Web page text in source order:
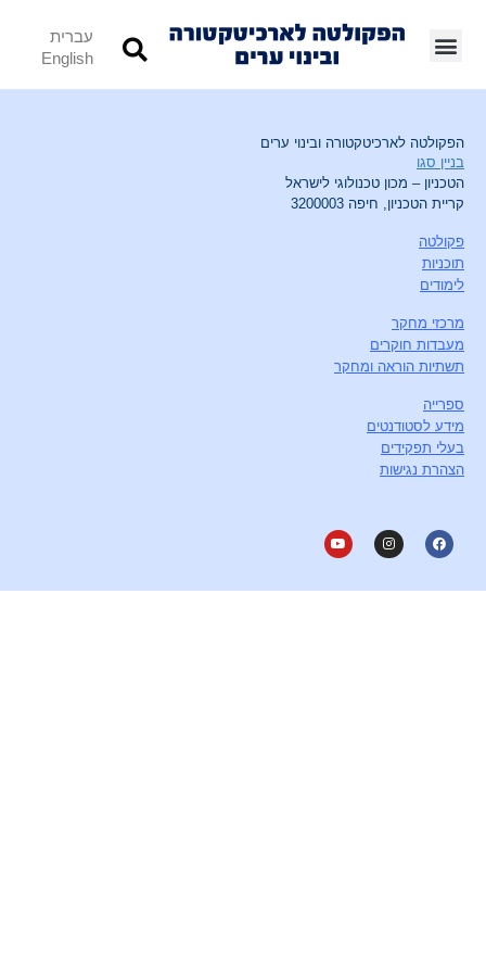
עברית
English
הפקולטה לארכיטקטורה ובינוי ערים
בניין סגו
הטכניון – מכון טכנולוגי לישראל
קריית הטכניון, חיפה 3200003
פקולטה
תוכניות
לימודים
מרכזי מחקר
מעבדות חוקרים
תשתיות הוראה ומחקר
ספרייה
מידע לסטודנטים
בעלי תפקידים
הצהרת נגישות